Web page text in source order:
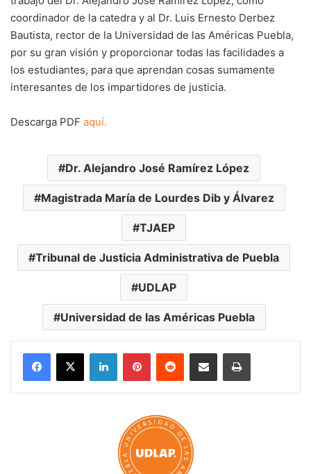
coordinador de la catedra y al Dr. Luis Ernesto Derbez
Bautista, rector de la Universidad de las Américas Puebla,
por su gran visión y proporcionar todas las facilidades a
los estudiantes, para que aprendan cosas sumamente
interesantes de los impartidores de justicia.
Descarga PDF aquí.
Dr. Alejandro José Ramírez López
Magistrada María de Lourdes Dib y Álvarez
TJAEP
Tribunal de Justicia Administrativa de Puebla
UDLAP
Universidad de las Américas Puebla
LinkedInPinterestReddit Share via Email Print